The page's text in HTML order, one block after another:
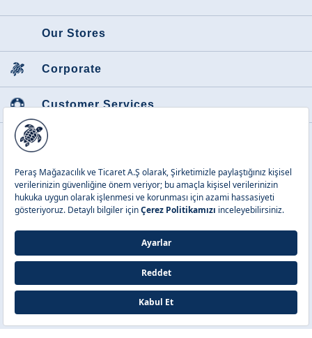
Our Stores
Corporate
Customer Services
Featured Categories
Copyright © 2026 Vilebrequin. All
rights reserved.